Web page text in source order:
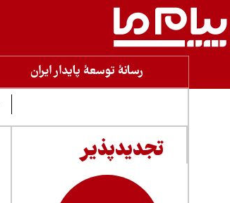
رسانۀ توسعۀ پایدار ایران
تجدیدپذیر